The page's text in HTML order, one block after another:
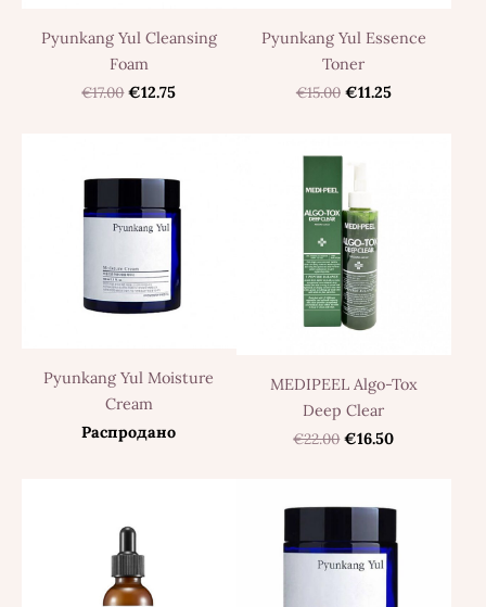
Pyunkang Yul Cleansing
Foam
€17.00 €12.75
Pyunkang Yul Essence
Toner
€15.00 €11.25
Pyunkang Yul Moisture
Cream
Распродано
MEDIPEEL Algo-Tox
Deep Clear
€22.00 €16.50